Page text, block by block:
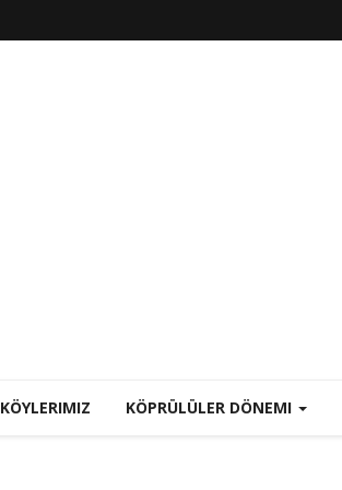
KÖYLERIMIZ KÖPRÜLÜLER DÖNEMI